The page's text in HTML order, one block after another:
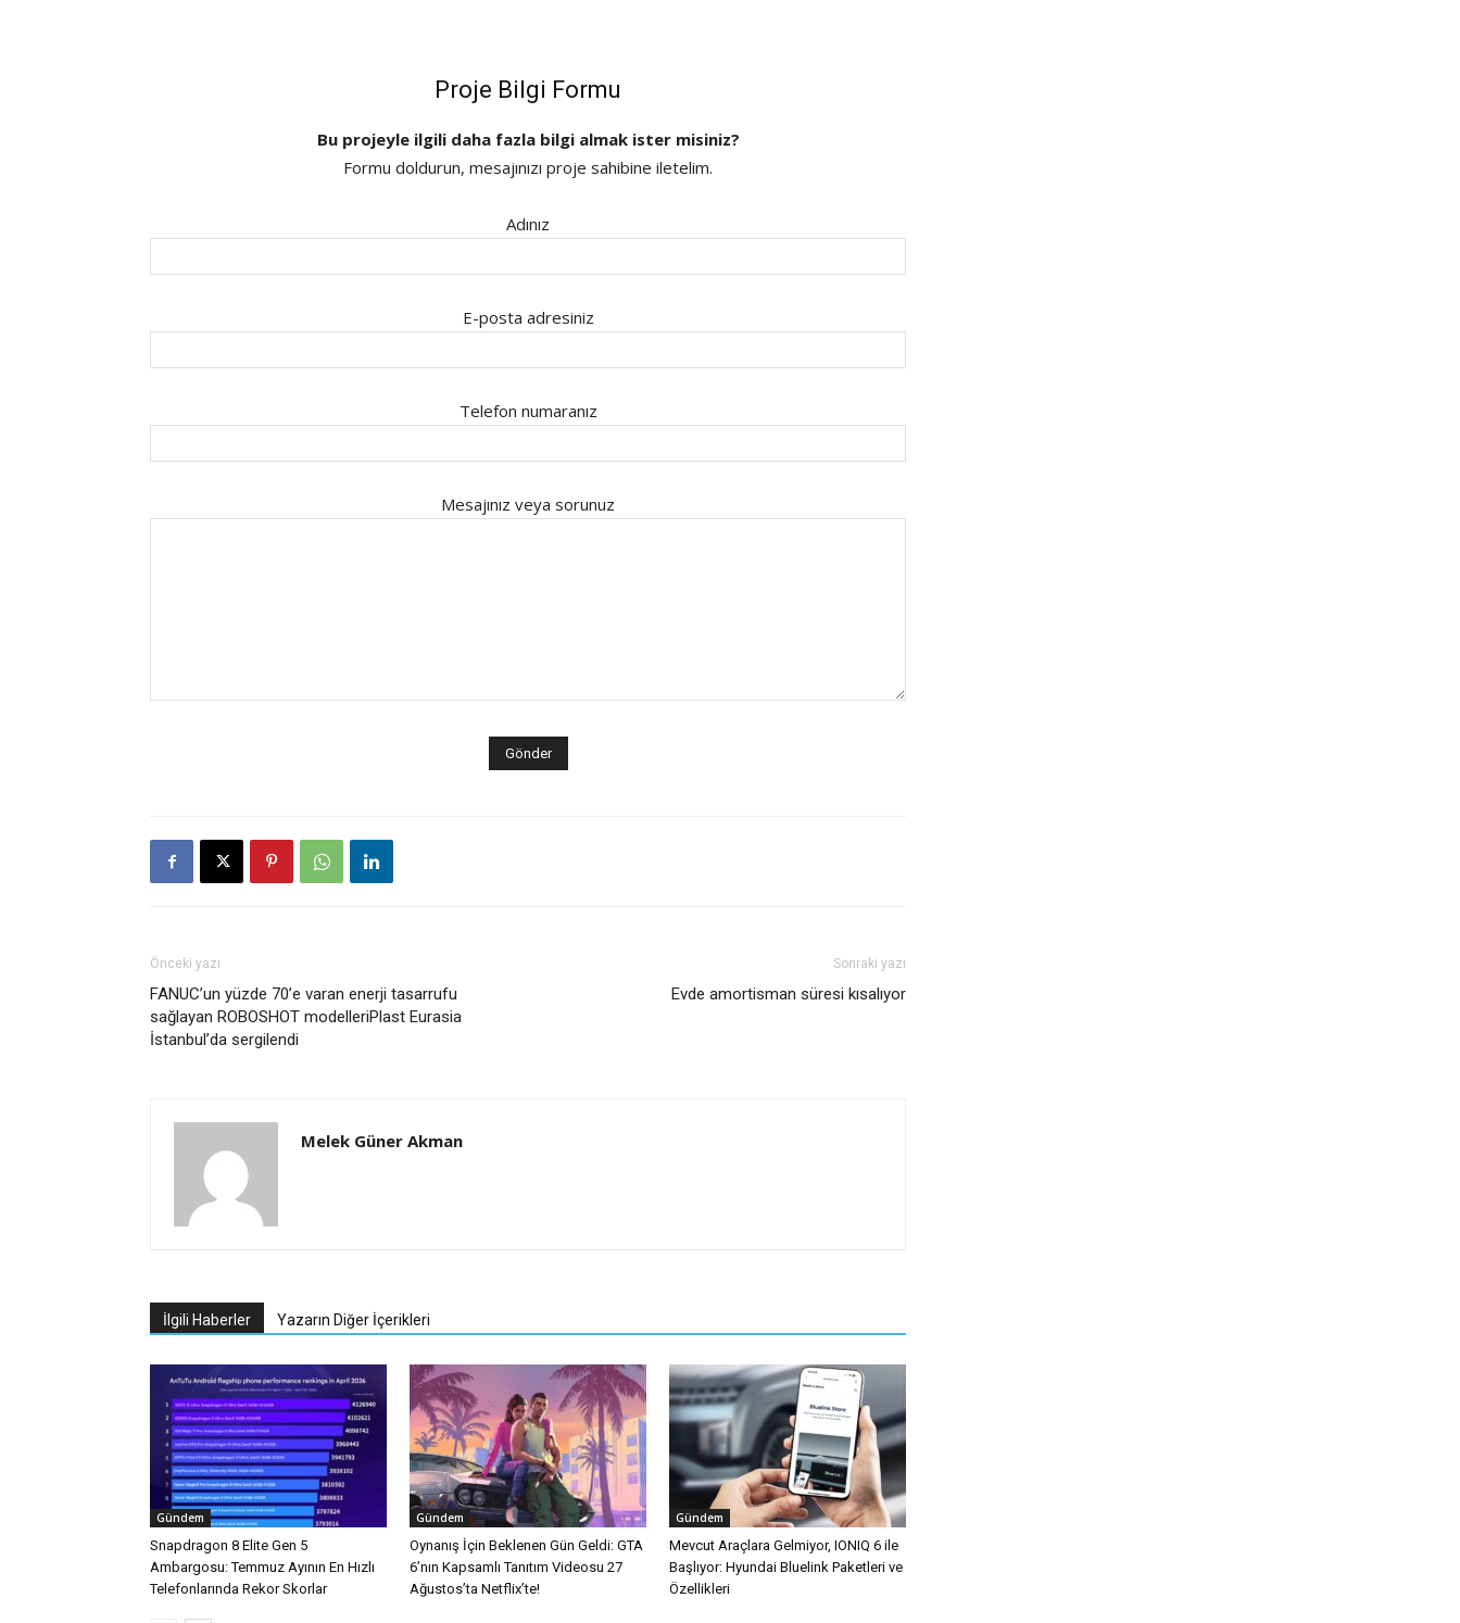
Proje Bilgi Formu
Bu projeyle ilgili daha fazla bilgi almak ister misiniz?
Formu doldurun, mesajınızı proje sahibine iletelim.
Adınız
E-posta adresiniz
Telefon numaranız
Mesajınız veya sorunuz
Önceki yazı
FANUC’un yüzde 70’e varan enerji tasarrufu
sağlayan ROBOSHOT modelleriPlast Eurasia
İstanbul’da sergilendi
Sonraki yazı
Evde amortisman süresi kısalıyor
Melek Güner Akman
İlgili Haberler Yazarın Diğer İçerikleri
Gündem
Snapdragon 8 Elite Gen 5
Ambargosu: Temmuz Ayının En Hızlı
Telefonlarında Rekor Skorlar
Gündem
Oynanış İçin Beklenen Gün Geldi: GTA
6’nın Kapsamlı Tanıtım Videosu 27
Ağustos’ta Netflix’te!
Gündem
Mevcut Araçlara Gelmiyor, IONIQ 6 ile
Başlıyor: Hyundai Bluelink Paketleri ve
Özellikleri